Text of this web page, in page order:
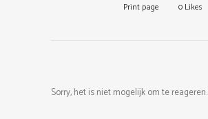
Print page 0 Likes
Sorry, het is niet mogelijk om te reageren.